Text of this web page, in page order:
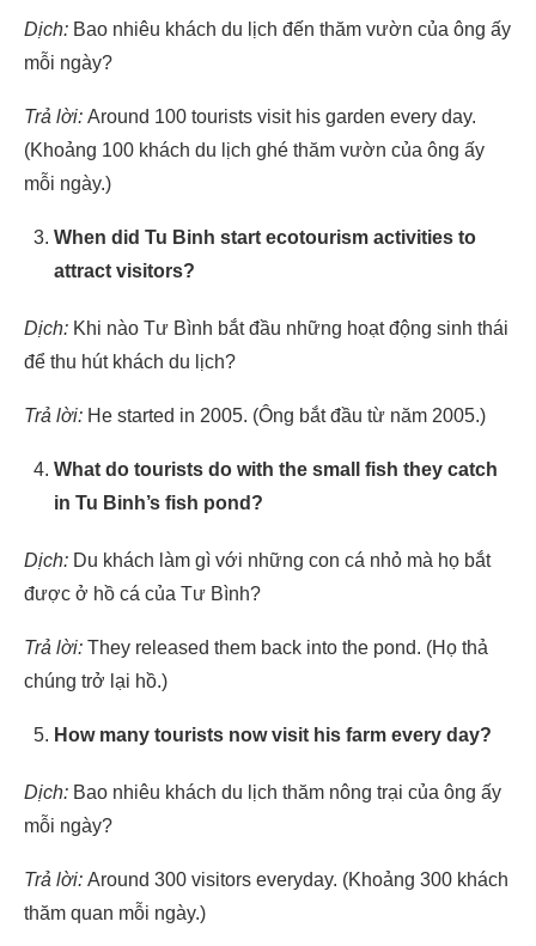
Dịch: Bao nhiêu khách du lịch đến thăm vườn của ông ấy
mỗi ngày?
Trả lời: Around 100 tourists visit his garden every day.
(Khoảng 100 khách du lịch ghé thăm vườn của ông ấy
mỗi ngày.)
When did Tu Binh start ecotourism activities to
attract visitors?
Dịch: Khi nào Tư Bình bắt đầu những hoạt động sinh thái
để thu hút khách du lịch?
Trả lời: He started in 2005. (Ông bắt đầu từ năm 2005.)
What do tourists do with the small fish they catch
in Tu Binh’s fish pond?
Dịch: Du khách làm gì với những con cá nhỏ mà họ bắt
được ở hồ cá của Tư Bình?
Trả lời: They released them back into the pond. (Họ thả
chúng trở lại hồ.)
How many tourists now visit his farm every day?
Dịch: Bao nhiêu khách du lịch thăm nông trại của ông ấy
mỗi ngày?
Trả lời: Around 300 visitors everyday. (Khoảng 300 khách
thăm quan mỗi ngày.)